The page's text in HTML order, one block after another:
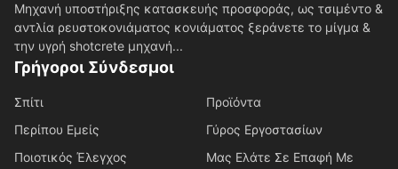
Μηχανή υποστήριξης κατασκευής προσφοράς, ως τσιμέντο &
αντλία ρευστοκονιάματος κονιάματος ξεράνετε το μίγμα &
την υγρή shotcrete μηχανή...
Γρήγοροι Σύνδεσμοι
Σπίτι
Προϊόντα
Περίπου Εμείς
Γύρος Εργοστασίων
Ποιοτικός Έλεγχος
Μας Ελάτε Σε Επαφή Με